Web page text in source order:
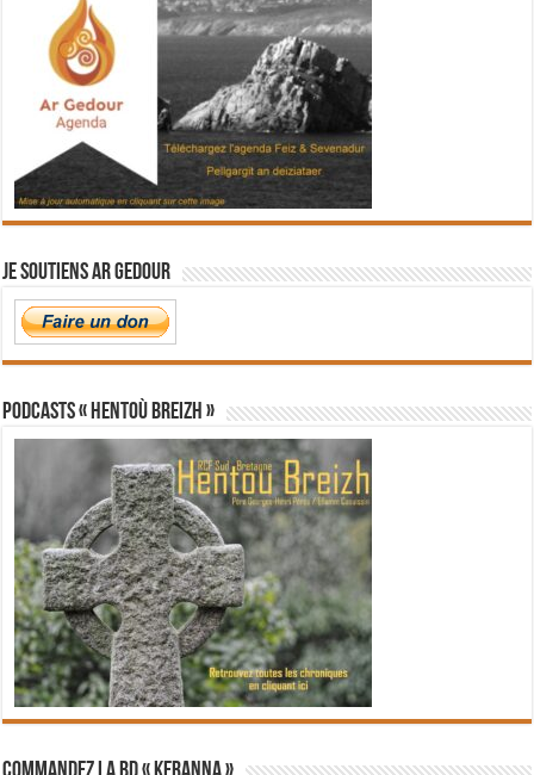
Je soutiens Ar Gedour
PODCASTS « Hentoù Breizh »